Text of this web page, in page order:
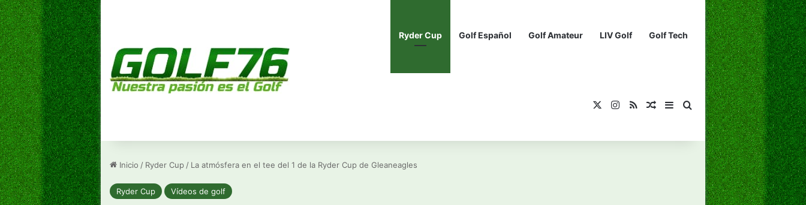
Ryder Cup Golf Español Golf Amateur LIV Golf Golf Tech
Instagram
RSS ¡Muéstrame un artículo
Barra lateral
Buscar...
Inicio / Ryder Cup / La atmósfera en el tee del 1 de la Ryder Cup de Gleaneagles
Ryder Cup Vídeos de golf